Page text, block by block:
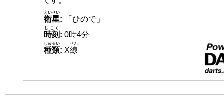
衛星
えいせい
:
「ひので」
時刻
じこく
: 0時4分
種類
しゅるい
: X線
せん